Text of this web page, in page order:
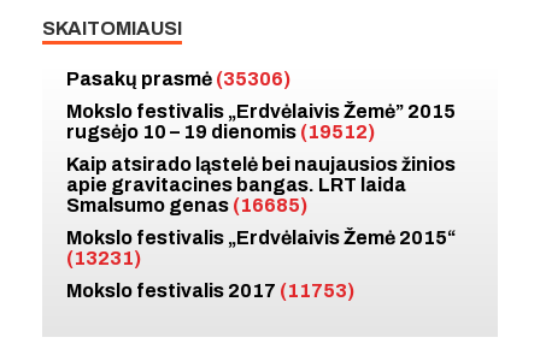
SKAITOMIAUSI
Pasakų prasmė (35306)
Mokslo festivalis „Erdvėlaivis Žemė” 2015
rugsėjo 10 – 19 dienomis (19512)
Kaip atsirado ląstelė bei naujausios žinios
apie gravitacines bangas. LRT laida
Smalsumo genas (16685)
Mokslo festivalis „Erdvėlaivis Žemė 2015“
(13231)
Mokslo festivalis 2017 (11753)